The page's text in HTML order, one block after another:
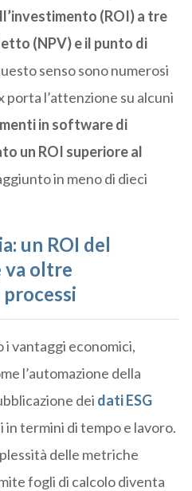
(ROI) a tre
(NPV) e il punto di
senso sono numerosi
l’attenzione su alcuni
in software di
un ROI superiore al
in meno di dieci
un ROI del
va oltre
processi
vantaggi economici,
l’automazione della
dei dati ESG
termini di tempo e lavoro.
delle metriche
fogli di calcolo diventa